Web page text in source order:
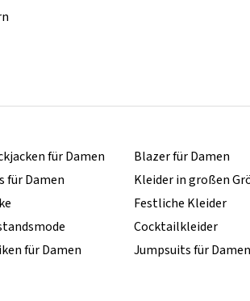
für Damen
für Damen
für Damen
Blazer für Damen
Kleider in großen
Festliche Kleider
Cocktailkleider
Jumpsuits für Damen